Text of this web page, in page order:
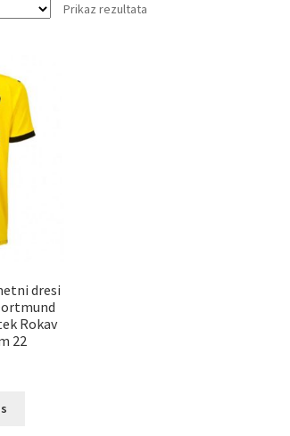
Prikaz rezultata
dresi
Rokav
22